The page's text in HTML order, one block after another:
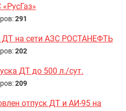
291
ДТ на сети АЗС РОСТАНЕФТЬ
202
ДТ до 500 л./сут.
209
отпуск ДТ и АИ-95 на